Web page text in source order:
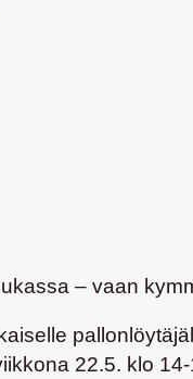
– vaan
22.5. klo